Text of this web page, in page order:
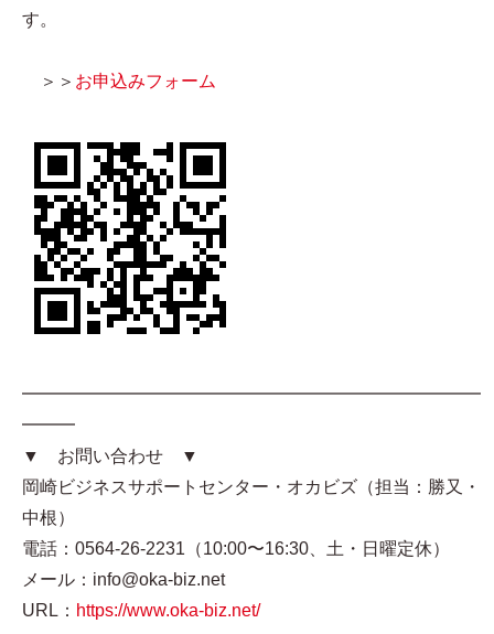
す。
＞＞ お申込みフォーム
━━━━━━━━━━━━━━━━━━━━━━━━━━
━━━
▼ お問い合わせ ▼
岡崎ビジネスサポートセンター・オカビズ（担当：勝又・
中根）
電話：0564-26-2231（10:00〜16:30、土・日曜定休）
メール：info@oka-biz.net
URL： https://www.oka-biz.net/